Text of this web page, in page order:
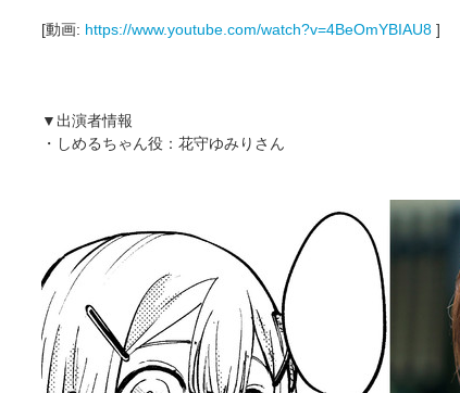
[動画: https://www.youtube.com/watch?v=4BeOmYBIAU8 ]
▼出演者情報
・しめるちゃん役：花守ゆみりさん